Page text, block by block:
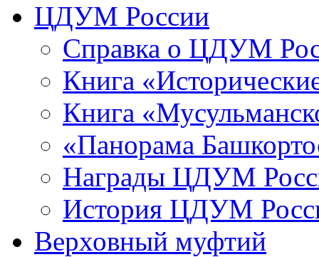
ЦДУМ России
Справка о ЦДУМ
Книга
Книга
«Панорама
Награды ЦДУМ
История ЦДУМ
Верховный муфтий